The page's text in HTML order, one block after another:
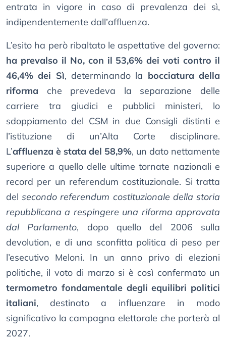
entrata in vigore in caso di prevalenza dei sì,
indipendentemente dall’affluenza.
L’esito ha però ribaltato le aspettative del governo:
ha prevalso il No, con il 53,6% dei voti contro il
46,4% dei Sì, determinando la bocciatura della
riforma che prevedeva la separazione delle
carriere tra giudici e pubblici ministeri, lo
sdoppiamento del CSM in due Consigli distinti e
l’istituzione di un’Alta Corte disciplinare.
L’affluenza è stata del 58,9%, un dato nettamente
superiore a quello delle ultime tornate nazionali e
record per un referendum costituzionale. Si tratta
delsecondo referendum costituzionale della storia
repubblicana a respingere una riforma approvata
dal Parlamento, dopo quello del 2006 sulla
devolution, e di una sconfitta politica di peso per
l’esecutivo Meloni. In un anno privo di elezioni
politiche, il voto di marzo si è così confermato un
termometro fondamentale degli equilibri politici
italiani, destinato a influenzare in modo
significativo la campagna elettorale che porterà al
2027.